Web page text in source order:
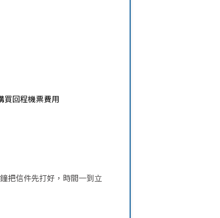
買回程機票費用
把信件先打好，時間一到立